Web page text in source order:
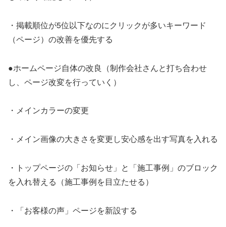
・掲載順位が5位以下なのにクリックが多いキーワード
（ページ）の改善を優先する
●ホームページ自体の改良（制作会社さんと打ち合わせ
し、ページ改変を行っていく）
・メインカラーの変更
・メイン画像の大きさを変更し安心感を出す写真を入れる
・トップページの「お知らせ」と「施工事例」のブロック
を入れ替える（施工事例を目立たせる）
・「お客様の声」ページを新設する